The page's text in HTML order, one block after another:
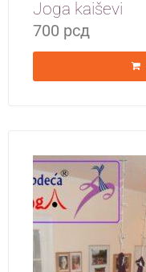
Joga kaiševi
700 рсд